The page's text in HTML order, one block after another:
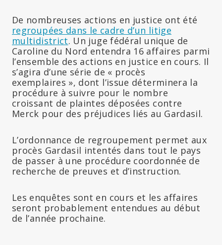
De nombreuses actions en justice ont été
regroupées dans le cadre d’un litige
multidistrict. Un juge fédéral unique de
Caroline du Nord entendra 16 affaires parmi
l’ensemble des actions en justice en cours. Il
s’agira d’une série de « procès
exemplaires », dont l’issue déterminera la
procédure à suivre pour le nombre
croissant de plaintes déposées contre
Merck pour des préjudices liés au Gardasil.
L’ordonnance de regroupement permet aux
procès Gardasil intentés dans tout le pays
de passer à une procédure coordonnée de
recherche de preuves et d’instruction.
Les enquêtes sont en cours et les affaires
seront probablement entendues au début
de l’année prochaine.